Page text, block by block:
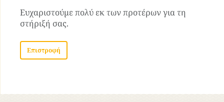
Ευχαριστούμε πολύ εκ των προτέρων για τη
στήριξή σας.
Επιστροφή